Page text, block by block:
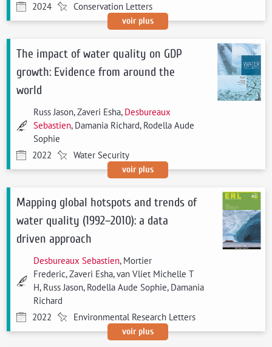
2024
Conservation Letters
voir plus
The impact of water quality on GDP
growth: Evidence from around the
world
Russ Jason, Zaveri Esha, Desbureaux
Sebastien, Damania Richard, Rodella Aude
Sophie
2022
Water Security
voir plus
Mapping global hotspots and trends of
water quality (1992–2010): a data
driven approach
Desbureaux Sebastien, Mortier
Frederic, Zaveri Esha, van Vliet Michelle T
H, Russ Jason, Rodella Aude Sophie, Damania
Richard
2022
Environmental Research Letters
voir plus